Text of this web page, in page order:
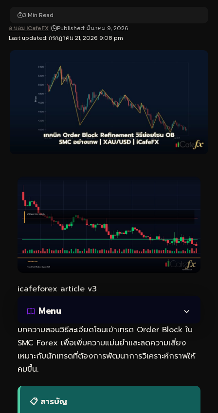
Last updated: กรกฎาคม 21, 2026 9:08 pm
อ.บอม iCafeFX Published: มีนาคม 9, 2026
3 Min Read
icafeforex article v3
Menu
บทความสอนวิธีละเอียดโซนเข้าเทรด Order Block ใน
SMC Forex เพื่อเพิ่มความแม่นยำและลดความเสี่ยง
เหมาะกับนักเทรดที่ต้องการพัฒนาการวิเคราะห์กราฟให้
คมขึ้น.
📋 สารบัญ